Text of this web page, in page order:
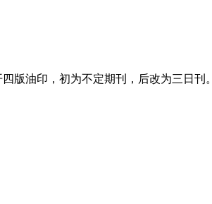
版油印，初为不定期刊，后改为三日刊。